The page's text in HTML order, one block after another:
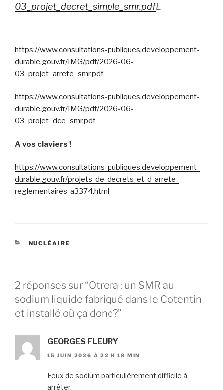
03_projet_decret_simple_smr.pdfL
https://www.consultations-publiques.developpement-
durable.gouv.fr/IMG/pdf/2026-06-
03_projet_arrete_smr.pdf
https://www.consultations-publiques.developpement-
durable.gouv.fr/IMG/pdf/2026-06-
03_projet_dce_smr.pdf
A vos claviers !
https://www.consultations-publiques.developpement-
durable.gouv.fr/projets-de-decrets-et-d-arrete-
reglementaires-a3374.html
CATÉGORIES
NUCLÉAIRE
2 réponses sur “Otrera : un SMR au
sodium liquide fabriqué dans le Cotentin
et installé où ça donc?”
GEORGES FLEURY
15 JUIN 2026 À 22 H 18 MIN
Feux de sodium particulièrement difficile à
arrêter.